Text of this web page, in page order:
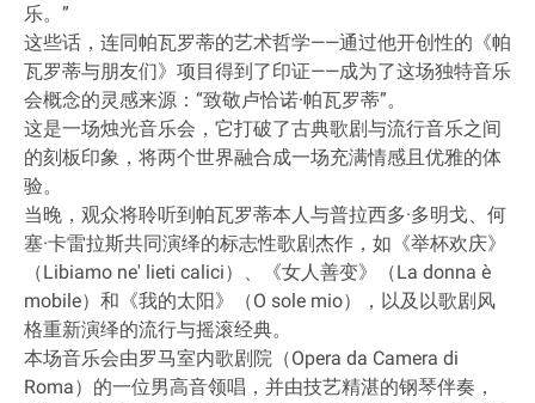
乐。”
这些话，连同帕瓦罗蒂的艺术哲学——通过他开创性的《帕
瓦罗蒂与朋友们》项目得到了印证——成为了这场独特音乐
会概念的灵感来源：“致敬卢恰诺·帕瓦罗蒂”。
这是一场烛光音乐会，它打破了古典歌剧与流行音乐之间
的刻板印象，将两个世界融合成一场充满情感且优雅的体
验。
当晚，观众将聆听到帕瓦罗蒂本人与普拉西多·多明戈、何
塞·卡雷拉斯共同演绎的标志性歌剧杰作，如《举杯欢庆》
（Libiamo ne' lieti calici）、《女人善变》（La donna è
mobile）和《我的太阳》（O sole mio），以及以歌剧风
格重新演绎的流行与摇滚经典。
本场音乐会由罗马室内歌剧院（Opera da Camera di
Roma）的一位男高音领唱，并由技艺精湛的钢琴伴奏，